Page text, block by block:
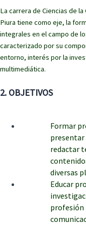
La carrera de Ciencias de
Piura tiene como eje, la
integrales en el campo de
caracterizado por su
entorno, interés por la
multimediática.
2. OBJETIVOS
Formar
presentar
redactar
diversas
Educar
profesión